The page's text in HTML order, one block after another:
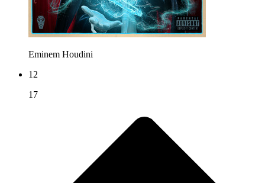
Eminem Houdini
12
17